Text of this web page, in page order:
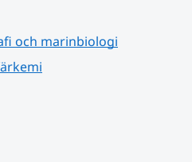
och marinbiologi